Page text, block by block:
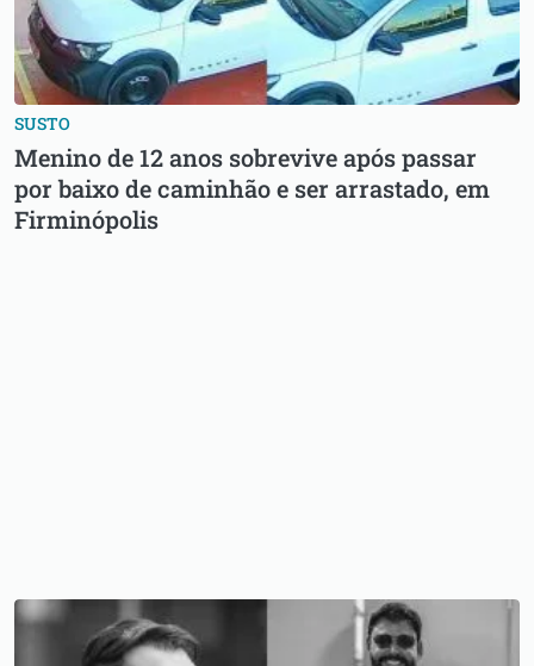
SUSTO
Menino de 12 anos sobrevive após passar
por baixo de caminhão e ser arrastado, em
Firminópolis